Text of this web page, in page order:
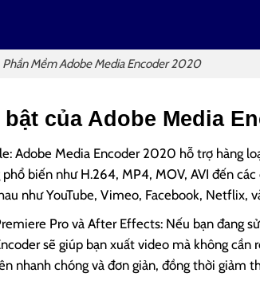
Phần Mềm Adobe Media Encoder 2020
của Adobe Media
Adobe Media Encoder 2020 hỗ trợ hàng
biến như H.264, MP4, MOV, AVI đến
như YouTube, Vimeo, Facebook, Netflix,
Pro và After Effects: Nếu bạn đang
sẽ giúp bạn xuất video mà không cần
nhanh chóng và đơn giản, đồng thời giảm